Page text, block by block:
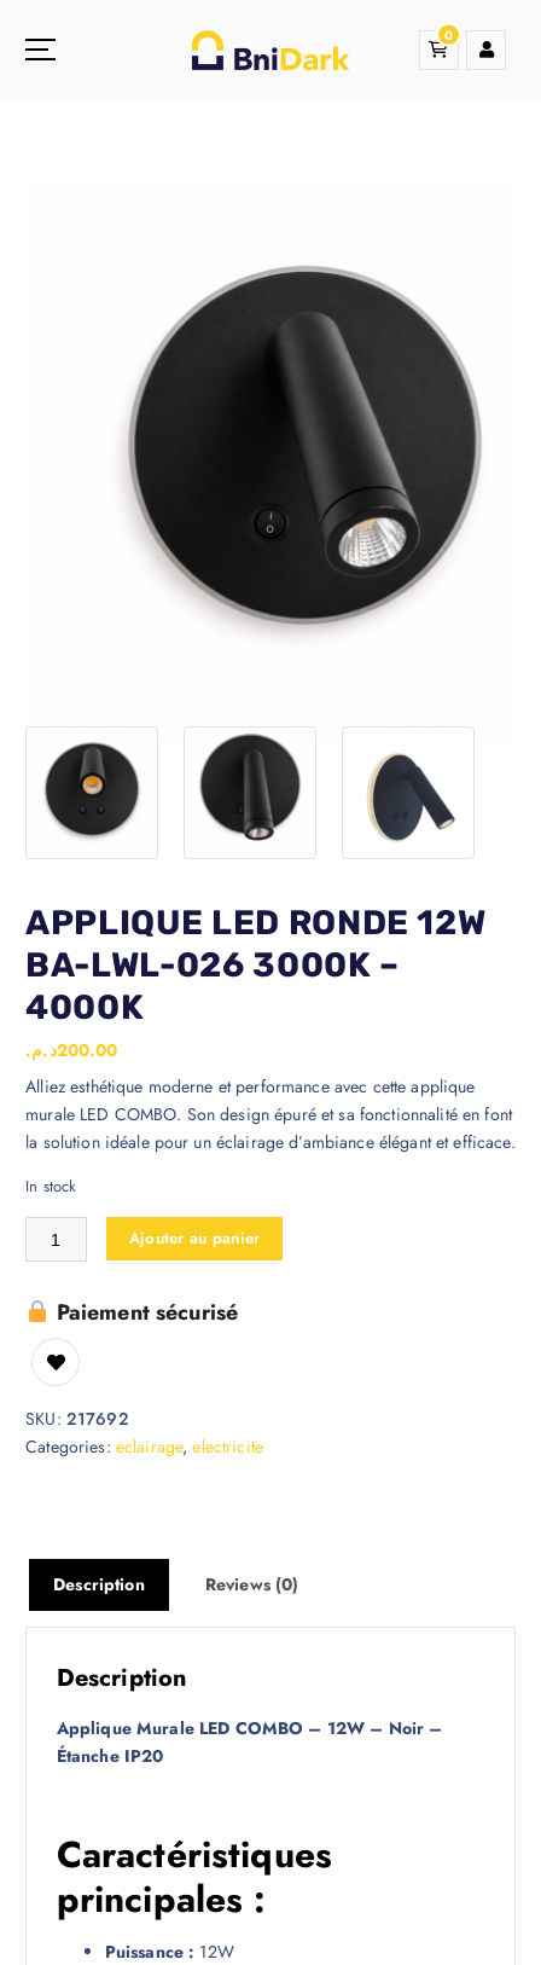
0
APPLIQUE LED RONDE 12W
BA-LWL-026 3000K –
4000K
200.00د.م.
Alliez esthétique moderne et performance avec cette applique
murale LED COMBO. Son design épuré et sa fonctionnalité en font
la solution idéale pour un éclairage d’ambiance élégant et efficace.
In stock
Ajouter au panier
Paiement sécurisé
SKU: 217692
Categories: eclairage,electricite
Description Reviews (0)
Description
Applique Murale LED COMBO – 12W – Noir –
Étanche IP20
Caractéristiques
principales :
Puissance : 12W